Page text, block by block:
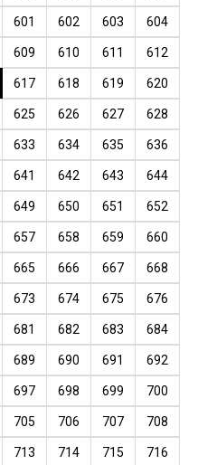
601 602 603 604
609 610 611 612
617 618 619 620
625 626 627 628
633 634 635 636
641 642 643 644
649 650 651 652
657 658 659 660
665 666 667 668
673 674 675 676
681 682 683 684
689 690 691 692
697 698 699 700
705 706 707 708
713 714 715 716